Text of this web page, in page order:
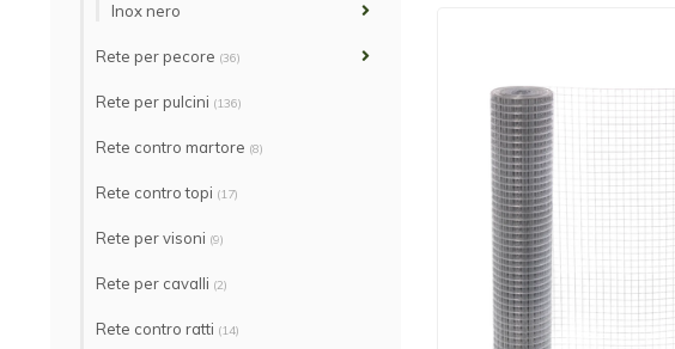
Inox nero
Rete per pecore (36)
Rete per pulcini (136)
Rete contro martore (8)
Rete contro topi (17)
Rete per visoni (9)
Rete per cavalli (2)
Rete contro ratti (14)